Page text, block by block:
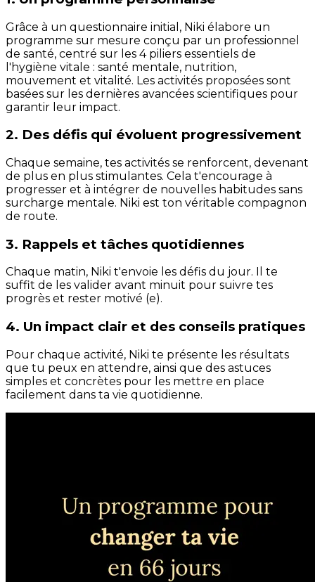
Grâce à un questionnaire initial, Niki élabore un
programme sur mesure conçu par un professionnel
de santé, centré sur les 4 piliers essentiels de
l'hygiène vitale : santé mentale, nutrition,
mouvement et vitalité. Les activités proposées sont
basées sur les dernières avancées scientifiques pour
garantir leur impact.
2. Des défis qui évoluent progressivement
Chaque semaine, tes activités se renforcent, devenant
de plus en plus stimulantes. Cela t'encourage à
progresser et à intégrer de nouvelles habitudes sans
surcharge mentale. Niki est ton véritable compagnon
de route.
3. Rappels et tâches quotidiennes
Chaque matin, Niki t'envoie les défis du jour. Il te
suffit de les valider avant minuit pour suivre tes
progrès et rester motivé (e).
4. Un impact clair et des conseils pratiques
Pour chaque activité, Niki te présente les résultats
que tu peux en attendre, ainsi que des astuces
simples et concrètes pour les mettre en place
facilement dans ta vie quotidienne.